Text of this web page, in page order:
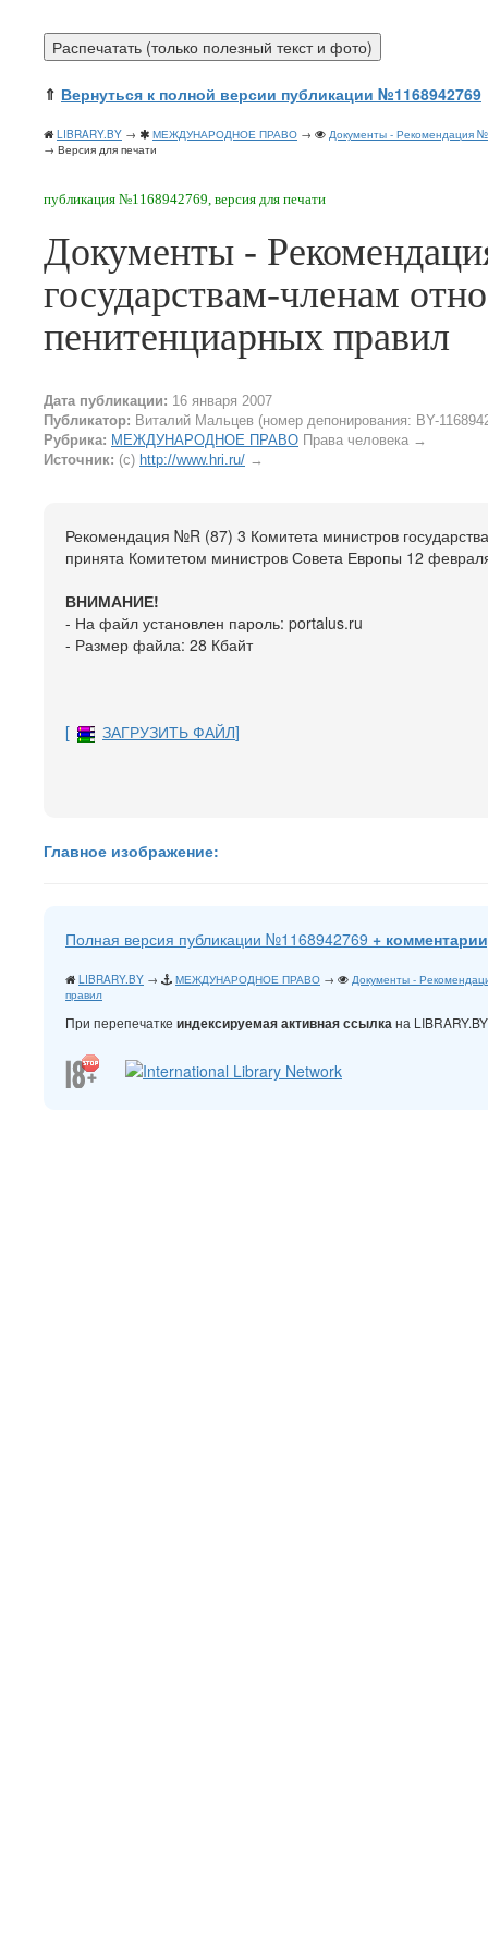
⇑ Вернуться к полной версии публикации №1168942769
LIBRARY.BY → МЕЖДУНАРОДНОЕ ПРАВО →
Документы - Рекомендация №
→ Версия для печати
публикация №1168942769, версия для печати
Документы -
государствам-членам
пенитенциарных правил
Дата публикации: 16 января 2007
Публикатор: Виталий Мальцев (номер депонирования: BY-
Рубрика: МЕЖДУНАРОДНОЕ ПРАВО Права человека →
Источник: (c) http://www.hri.ru/ →
Рекомендация №R (87) 3 Комитета министров
принята Комитетом министров Совета Европы 12
ВНИМАНИЕ!
- На файл установлен пароль: portalus.ru
- Размер файла: 28 Кбайт
[ ЗАГРУЗИТЬ ФАЙЛ]
Главное изображение:
Полная версия публикации №1168942769 +
LIBRARY.BY → МЕЖДУНАРОДНОЕ ПРАВО →
Документы -
правил
При перепечатке индексируемая активная ссылкана